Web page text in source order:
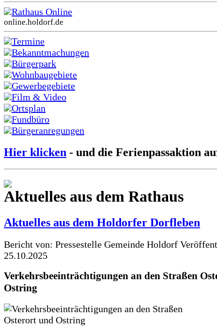
Rathaus Online
online.holdorf.de
Termine
Bekanntmachungen
Bürgerpark
Wohnbaugebiete
Gewerbegebiete
Film & Video
Ortsplan
Fundbüro
Bürgeranregungen
Hier klicken - und die Ferienpassaktion
Aktuelles aus dem Rathaus
Aktuelles aus dem Holdorfer Dorfleben
Bericht von: Pressestelle Gemeinde Holdorf
25.10.2025
Verkehrsbeeinträchtigungen an den Straßen
Ostring